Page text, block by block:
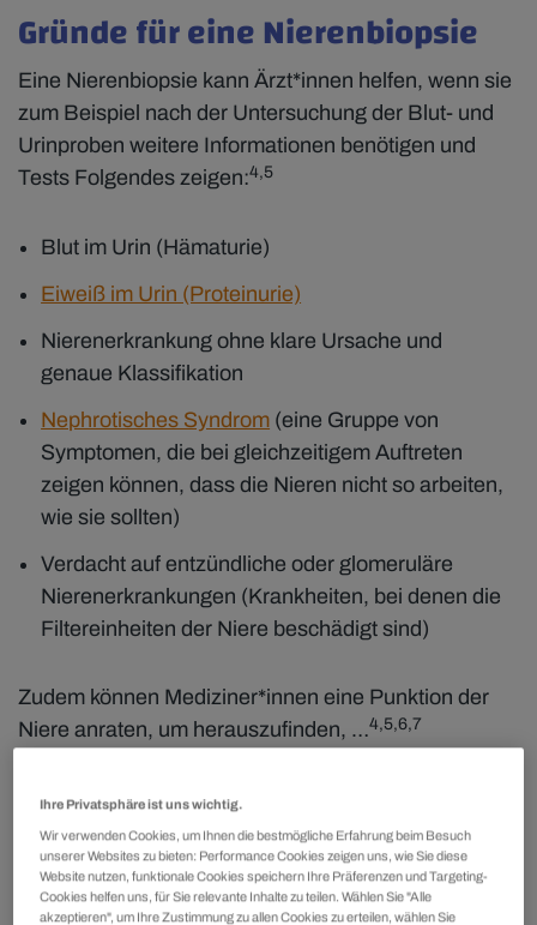
Gründe für eine Nierenbiopsie
Eine Nierenbiopsie kann Ärzt*innen helfen, wenn sie
zum Beispiel nach der Untersuchung der Blut- und
Urinproben weitere Informationen benötigen und
Tests Folgendes zeigen:4,5
Blut im Urin (Hämaturie)
Eiweiß im Urin (Proteinurie)
Nierenerkrankung ohne klare Ursache und
genaue Klassifikation
Nephrotisches Syndrom (eine Gruppe von
Symptomen, die bei gleichzeitigem Auftreten
zeigen können, dass die Nieren nicht so arbeiten,
wie sie sollten)
Verdacht auf entzündliche oder glomeruläre
Nierenerkrankungen (Krankheiten, bei denen die
Filtereinheiten der Niere beschädigt sind)
Zudem können Mediziner*innen eine Punktion der
Niere anraten, um herauszufinden, …4,5,6,7
ob die Behandlung der Nierenerkrankung
anschlägt,
ob, wo und wie stark die Nieren geschädigt sind
und ob diese Schäden umkehrbar sind,
Ihre Privatsphäre ist uns wichtig.
Wir verwenden Cookies, um Ihnen die bestmögliche Erfahrung beim Besuch
unserer Websites zu bieten: Performance Cookies zeigen uns, wie Sie diese
Website nutzen, funktionale Cookies speichern Ihre Präferenzen und Targeting-
Cookies helfen uns, für Sie relevante Inhalte zu teilen. Wählen Sie "Alle
akzeptieren", um Ihre Zustimmung zu allen Cookies zu erteilen, wählen Sie